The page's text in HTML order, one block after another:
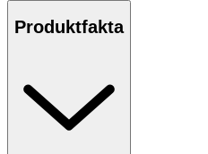
Produktfakta